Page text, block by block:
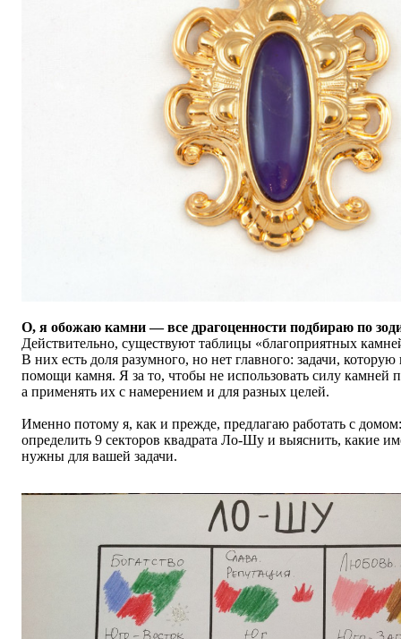
О, я обожаю камни — все драгоценности подбираю по
Действительно, существуют таблицы «благоприятных
В них есть доля разумного, но нет главного: задачи,
помощи камня. Я за то, чтобы не использовать силу камней
а применять их с намерением и для разных целей.
Именно потому я, как и прежде, предлагаю работать с
определить 9 секторов квадрата Ло-Шу и выяснить, какие
нужны для вашей задачи.